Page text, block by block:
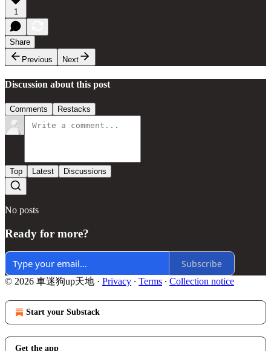
1
Share
Previous
Next
Discussion about this post
Comments Restacks
Top Latest Discussions
No posts
Ready for more?
Subscribe
© 2026 車迷狗up天地 · Privacy ∙ Terms ∙ Collection notice
Start your Substack
Get the app